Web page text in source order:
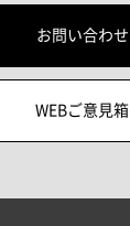
お問い合わせ
WEBご意見箱